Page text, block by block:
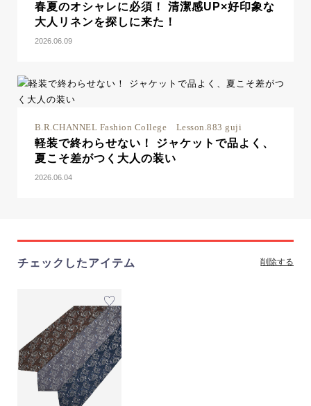
春夏のオシャレに必須！ 清潔感UP×好印象な
大人リネンを探しに来た！
2026.06.09
B.R.CHANNEL Fashion College Lesson.883 guji
軽装で終わらせない！ ジャケットで品よく、
夏こそ差がつく大人の装い
2026.06.04
チェックしたアイテム 削除する